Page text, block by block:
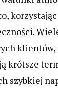
krótsze
szybkiej